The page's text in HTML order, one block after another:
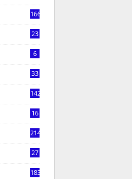
166
23
6
33
142
16
214
27
183